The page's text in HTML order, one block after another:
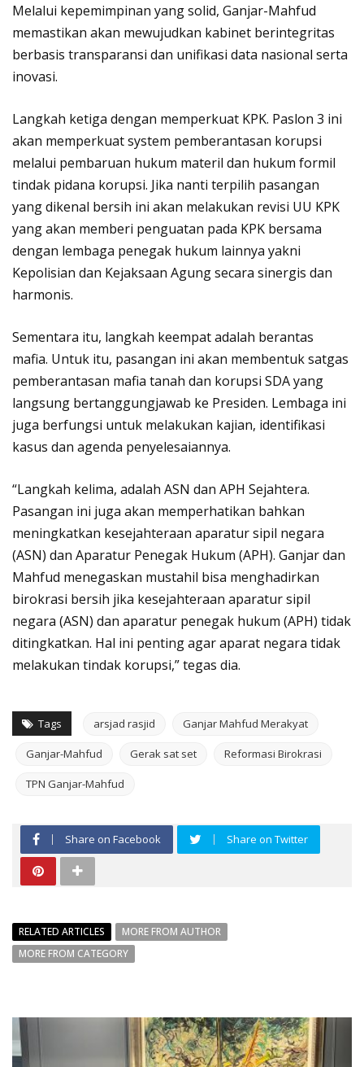
Melalui kepemimpinan yang solid, Ganjar-Mahfud
memastikan akan mewujudkan kabinet berintegritas
berbasis transparansi dan unifikasi data nasional serta
inovasi.
Langkah ketiga dengan memperkuat KPK. Paslon 3 ini
akan memperkuat system pemberantasan korupsi
melalui pembaruan hukum materil dan hukum formil
tindak pidana korupsi. Jika nanti terpilih pasangan
yang dikenal bersih ini akan melakukan revisi UU KPK
yang akan memberi penguatan pada KPK bersama
dengan lembaga penegak hukum lainnya yakni
Kepolisian dan Kejaksaan Agung secara sinergis dan
harmonis.
Sementara itu, langkah keempat adalah berantas
mafia. Untuk itu, pasangan ini akan membentuk satgas
pemberantasan mafia tanah dan korupsi SDA yang
langsung bertanggungjawab ke Presiden. Lembaga ini
juga berfungsi untuk melakukan kajian, identifikasi
kasus dan agenda penyelesaiannya.
“Langkah kelima, adalah ASN dan APH Sejahtera.
Pasangan ini juga akan memperhatikan bahkan
meningkatkan kesejahteraan aparatur sipil negara
(ASN) dan Aparatur Penegak Hukum (APH). Ganjar dan
Mahfud menegaskan mustahil bisa menghadirkan
birokrasi bersih jika kesejahteraan aparatur sipil
negara (ASN) dan aparatur penegak hukum (APH) tidak
ditingkatkan. Hal ini penting agar aparat negara tidak
melakukan tindak korupsi,” tegas dia.
Tags arsjad rasjid Ganjar Mahfud Merakyat
Ganjar-Mahfud Gerak sat set Reformasi Birokrasi
TPN Ganjar-Mahfud
Share on Facebook Share on Twitter
RELATED ARTICLES
MORE FROM AUTHOR
MORE FROM CATEGORY